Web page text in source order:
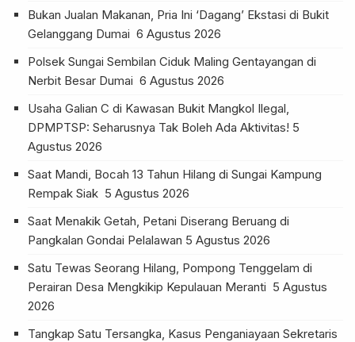
Bukan Jualan Makanan, Pria Ini ‘Dagang’ Ekstasi di Bukit
Gelanggang Dumai 6 Agustus 2026
Polsek Sungai Sembilan Ciduk Maling Gentayangan di
Nerbit Besar Dumai 6 Agustus 2026
Usaha Galian C di Kawasan Bukit Mangkol Ilegal,
DPMPTSP: Seharusnya Tak Boleh Ada Aktivitas! 5
Agustus 2026
Saat Mandi, Bocah 13 Tahun Hilang di Sungai Kampung
Rempak Siak 5 Agustus 2026
Saat Menakik Getah, Petani Diserang Beruang di
Pangkalan Gondai Pelalawan 5 Agustus 2026
Satu Tewas Seorang Hilang, Pompong Tenggelam di
Perairan Desa Mengkikip Kepulauan Meranti 5 Agustus
2026
Tangkap Satu Tersangka, Kasus Penganiayaan Sekretaris